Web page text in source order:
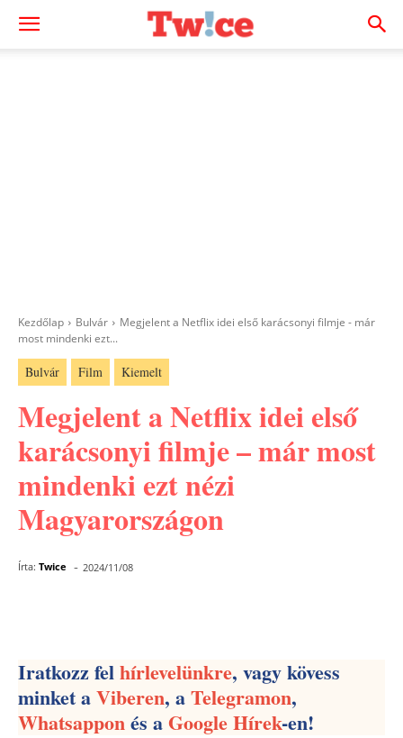
Kezdőlap Bulvár
Megjelent a Netflix idei első karácsonyi filmje - már
most mindenki ezt...
Bulvár Film Kiemelt
Megjelent a Netflix idei első
karácsonyi filmje – már most
mindenki ezt nézi
Magyarországon
Írta: Twice - 2024/11/08
Iratkozz felhírlevelünkre, vagy kövess
minket aViberen, aTelegramon,
Whatsapponés aGoogle Hírek-en!